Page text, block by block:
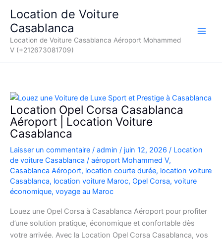
contenu
Location de Voiture
Casablanca
Location de Voiture Casablanca Aéroport Mohammed
V (+212673081709)
Location Opel Corsa Casablanca
Aéroport | Location Voiture
Casablanca
Laisser un commentaire / admin / juin 12, 2026 / Location
de voiture Casablanca / aéroport Mohammed V,
Casablanca Aéroport, location courte durée, location voiture
Casablanca, location voiture Maroc, Opel Corsa, voiture
économique, voyage au Maroc
Louez une Opel Corsa à Casablanca Aéroport pour profiter
d’une solution pratique, économique et confortable dès
votre arrivée. Avec la Location Opel Corsa Casablanca, vos